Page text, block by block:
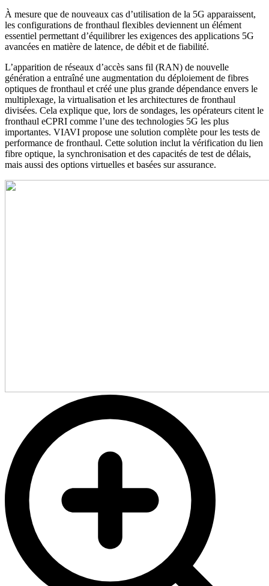
À mesure que de nouveaux cas d’utilisation de la 5G apparaissent,
les configurations de fronthaul flexibles deviennent un élément
essentiel permettant d’équilibrer les exigences des applications 5G
avancées en matière de latence, de débit et de fiabilité.
L’apparition de réseaux d’accès sans fil (RAN) de nouvelle
génération a entraîné une augmentation du déploiement de fibres
optiques de fronthaul et créé une plus grande dépendance envers le
multiplexage, la virtualisation et les architectures de fronthaul
divisées. Cela explique que, lors de sondages, les opérateurs citent le
fronthaul eCPRI comme l’une des technologies 5G les plus
importantes. VIAVI propose une solution complète pour les tests de
performance de fronthaul. Cette solution inclut la vérification du lien
fibre optique, la synchronisation et des capacités de test de délais,
mais aussi des options virtuelles et basées sur assurance.